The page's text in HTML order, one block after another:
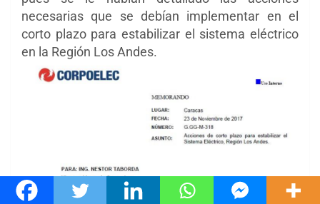
necesarias que se debían implementar en el
corto plazo para estabilizar el sistema eléctrico
en la Región Los Andes.